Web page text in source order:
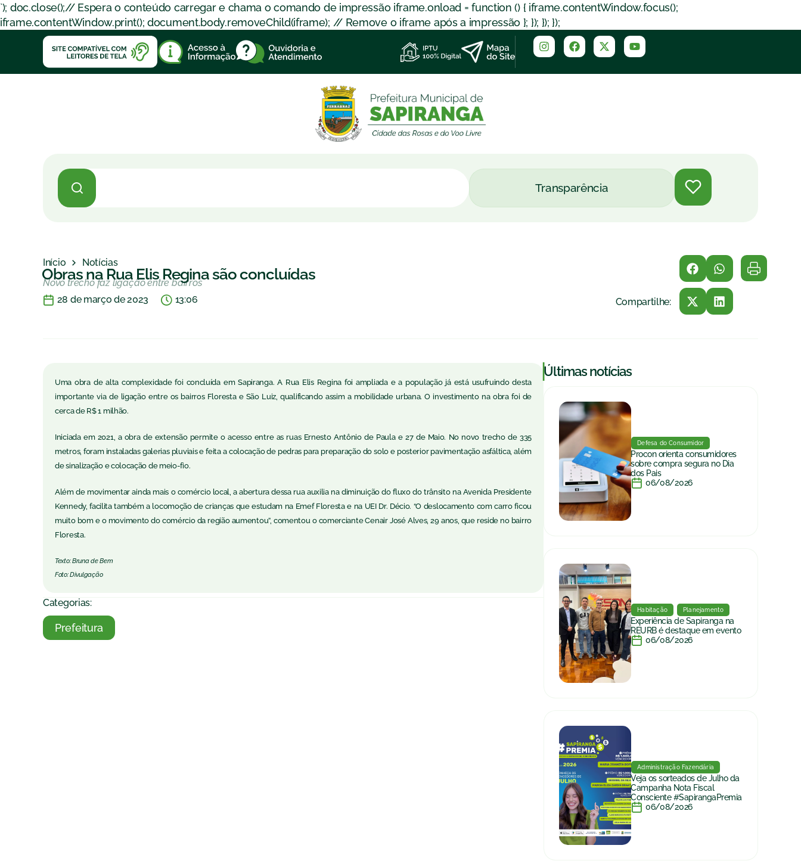
`); doc.close();// Espera o conteúdo carregar e chama o comando de impressão iframe.onload = function () { iframe.contentWindow.focus();
iframe.contentWindow.print(); document.body.removeChild(iframe); // Remove o iframe após a impressão }; }); }); });
Transparência
Início Notícias
Obras na Rua Elis Regina são concluídas
Novo trecho faz ligação entre bairros
28 de março de 2023
13:06 Compartilhe:
Uma obra de alta complexidade foi concluída em Sapiranga. A Rua Elis Regina foi ampliada e a população já está usufruindo desta
importante via de ligação entre os bairros Floresta e São Luiz, qualificando assim a mobilidade urbana. O investimento na obra foi de
cerca de R$ 1 milhão.
Iniciada em 2021, a obra de extensão permite o acesso entre as ruas Ernesto Antônio de Paula e 27 de Maio. No novo trecho de 335
metros, foram instaladas galerias pluviais e feita a colocação de pedras para preparação do solo e posterior pavimentação asfáltica, além
de sinalização e colocação de meio-fio.
Além de movimentar ainda mais o comércio local, a abertura dessa rua auxilia na diminuição do fluxo do trânsito na Avenida Presidente
Kennedy, facilita também a locomoção de crianças que estudam na Emef Floresta e na UEI Dr. Décio. “O deslocamento com carro ficou
muito bom e o movimento do comércio da região aumentou”, comentou o comerciante Cenair José Alves, 29 anos, que reside no bairro
Floresta.
Texto: Bruna de Bem
Foto: Divulgação
Categorias:
Prefeitura
|Últimas notícias
Defesa do Consumidor
Procon orienta consumidores
sobre compra segura no Dia
dos Pais
06/08/2026
Habitação Planejamento
Experiência de Sapiranga na
REURB é destaque em evento
06/08/2026
Administração Fazendária
Veja os sorteados de Julho da
Campanha Nota Fiscal
Consciente #SapirangaPremia
06/08/2026